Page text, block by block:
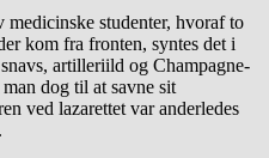
studenter, hvoraf to
kom fra fronten, syntes det i
artilleriild og Champagne-
dog til at savne sit
ved lazarettet var anderledes